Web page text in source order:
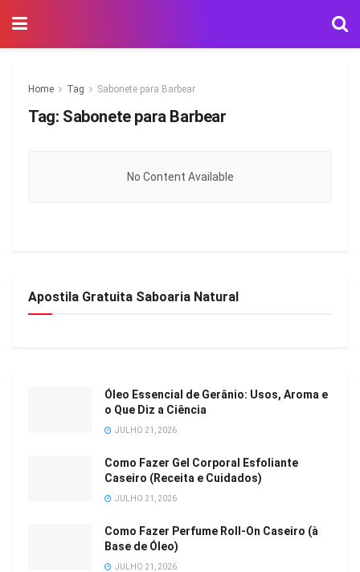
Home Tag Sabonete para Barbear
Tag: Sabonete para Barbear
No Content Available
Apostila Gratuita Saboaria Natural
Óleo Essencial de Gerânio: Usos, Aroma e
o Que Diz a Ciência
JULHO 21, 2026
Como Fazer Gel Corporal Esfoliante
Caseiro (Receita e Cuidados)
JULHO 21, 2026
Como Fazer Perfume Roll-On Caseiro (à
Base de Óleo)
JULHO 21, 2026